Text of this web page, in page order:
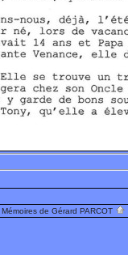
Mémoires de Gérard PARCOT